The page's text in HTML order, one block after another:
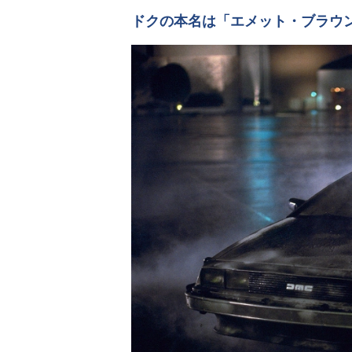
ドクの本名は「エメット・ブラウ